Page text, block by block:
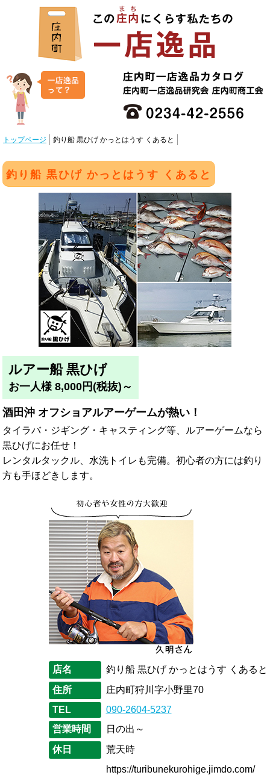
トップページ 釣り船 黒ひげ かっとはうす くあると
釣り船 黒ひげ かっとはうす くあると
ルアー船 黒ひげ
お一人様 8,000円(税抜)～
酒田沖 オフショアルアーゲームが熱い！
タイラバ・ジギング・キャスティング等、ルアーゲームなら
黒ひげにお任せ！
レンタルタックル、水洗トイレも完備。初心者の方には釣り
方も手ほどきします。
店名
釣り船 黒ひげ かっとはうす くあると
住所
庄内町狩川字小野里70
TEL
090-2604-5237
営業時間
日の出～
休日
荒天時
https://turibunekurohige.jimdo.com/